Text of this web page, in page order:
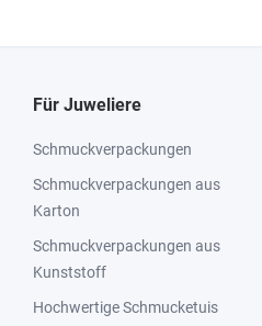
Für Juweliere
Schmuckverpackungen
Schmuckverpackungen aus
Karton
Schmuckverpackungen aus
Kunststoff
Hochwertige Schmucketuis